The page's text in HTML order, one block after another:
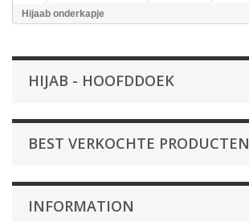
Hijaab onderkapje
HIJAB - HOOFDDOEK
BEST VERKOCHTE PRODUCTEN
INFORMATION